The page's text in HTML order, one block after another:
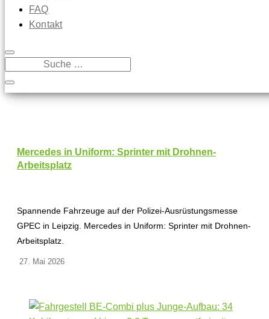
FAQ
Kontakt
Mercedes in Uniform: Sprinter mit Drohnen-
Arbeitsplatz
Spannende Fahrzeuge auf der Polizei-Ausrüstungsmesse
GPEC in Leipzig. Mercedes in Uniform: Sprinter mit Drohnen-
Arbeitsplatz.
27. Mai 2026